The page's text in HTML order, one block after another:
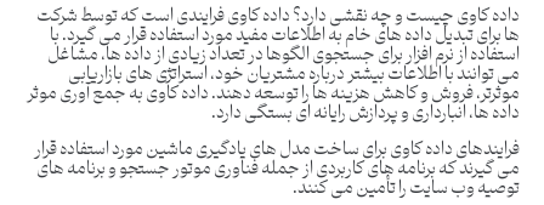
داده کاوی چیست و چه نقشی دارد؟ داده کاوی فرایندی است که توسط شرکت
ها برای تبدیل داده های خام به اطلاعات مفید مورد استفاده قرار می گیرد. با
استفاده از نرم افزار برای جستجوی الگوها در تعداد زیادی از داده ها، مشاغل
می توانند با اطلاعات بیشتر درباره مشتریان خود، استراتژی های بازاریابی
موثرتر، فروش و کاهش هزینه ها را توسعه دهند. داده کاوی به جمع آوری موثر
داده ها، انبارداری و پردازش رایانه ای بستگی دارد.
فرایندهای داده کاوی برای ساخت مدل های یادگیری ماشین مورد استفاده قرار
می گیرند که برنامه های کاربردی از جمله فناوری موتور جستجو و برنامه های
توصیه وب سایت را تأمین می کنند.